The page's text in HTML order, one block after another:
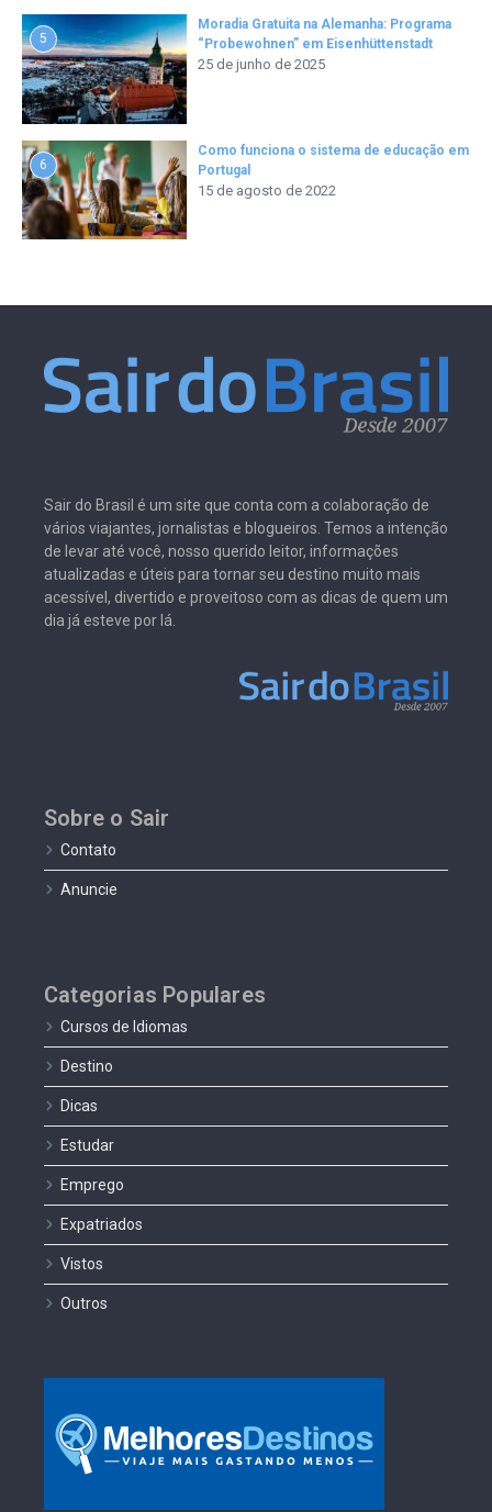
5
Moradia Gratuita na Alemanha: Programa
“Probewohnen” em Eisenhüttenstadt
25 de junho de 2025
6
Como funciona o sistema de educação em
Portugal
15 de agosto de 2022
Sair do Brasil é um site que conta com a colaboração de
vários viajantes, jornalistas e blogueiros. Temos a intenção
de levar até você, nosso querido leitor, informações
atualizadas e úteis para tornar seu destino muito mais
acessível, divertido e proveitoso com as dicas de quem um
dia já esteve por lá.
Sobre o Sair
Contato
Anuncie
Categorias Populares
Cursos de Idiomas
Destino
Dicas
Estudar
Emprego
Expatriados
Vistos
Outros